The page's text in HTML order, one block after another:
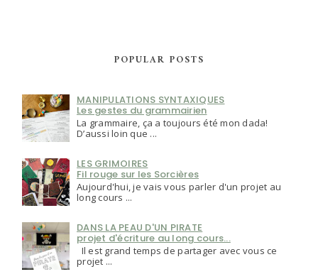
POPULAR POSTS
MANIPULATIONS SYNTAXIQUES
Les gestes du grammairien
La grammaire, ça a toujours été mon dada!
D’aussi loin que ...
LES GRIMOIRES
Fil rouge sur les Sorcières
Aujourd'hui, je vais vous parler d'un projet au
long cours ...
DANS LA PEAU D'UN PIRATE
projet d'écriture au long cours...
Il est grand temps de partager avec vous ce
projet ...